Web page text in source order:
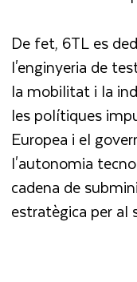
De fet, 6TL es
l'enginyeria de
la mobilitat i la
les polítiques
Europea i el
l'autonomia
cadena de
estratègica per al